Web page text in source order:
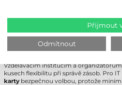
URČENY?
Používání karet a spotřebního
především B2B partnerům, pro které je
Administrativním budovám a
Vzdělávacím institucím a
kusech flexibilitu při správě zásob. Pro
karty bezpečnou volbou, protože
Přijmout
Odmítnout